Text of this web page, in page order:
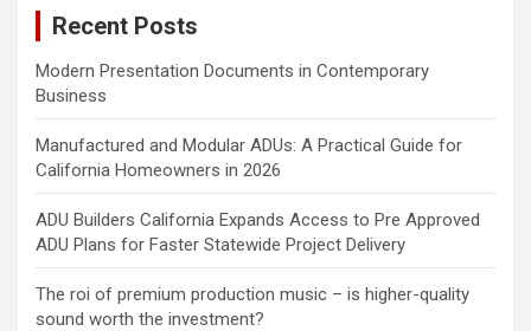
Recent Posts
Modern Presentation Documents in Contemporary
Business
Manufactured and Modular ADUs: A Practical Guide for
California Homeowners in 2026
ADU Builders California Expands Access to Pre Approved
ADU Plans for Faster Statewide Project Delivery
The roi of premium production music – is higher-quality
sound worth the investment?